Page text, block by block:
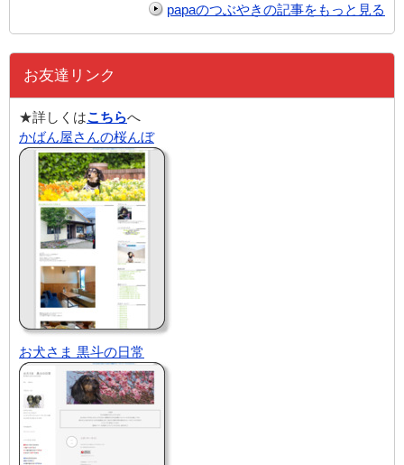
papaのつぶやきの記事をもっと見る
お友達リンク
★詳しくはこちらへ
かばん屋さんの桜んぼ
お犬さま 黒斗の日常